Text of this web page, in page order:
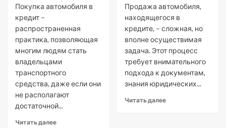
Покупка автомобиля в
кредит –
распространенная
практика, позволяющая
многим людям стать
владельцами
транспортного
средства, даже если они
не располагают
достаточной...
Читать далее
Продажа автомобиля,
находящегося в
кредите, – сложная, но
вполне осуществимая
задача. Этот процесс
требует внимательного
подхода к документам,
знания юридических...
Читать далее